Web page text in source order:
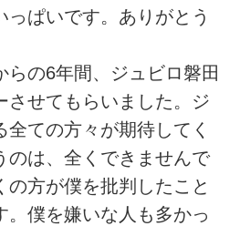
っぱいです。ありがとう
の6年間、ジュビロ磐田
させてもらいました。ジ
全ての方々が期待してく
のは、全くできませんで
の方が僕を批判したこと
。僕を嫌いな人も多かっ